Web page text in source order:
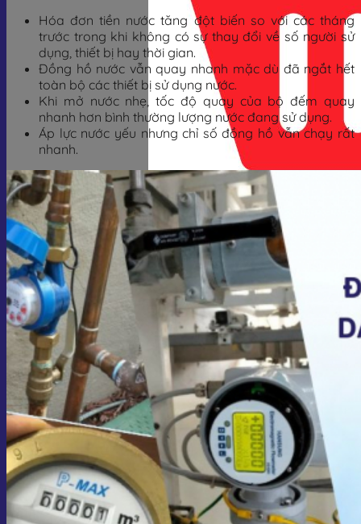
Giỏ hàng
Hóa đơn tiền nước tăng đột biến so với các tháng
trước trong khi không có sự thay đổi về số người sử
dụng, thiết bị hay thời gian.
Đồng hồ nước vẫn quay nhanh mặc dù đã ngắt hết
toàn bộ các thiết bị sử dụng nước.
Khi mở nước nhẹ, tốc độ quay của bộ đếm quay
nhanh hơn bình thường lượng nước đang sử dụng.
Áp lực nước yếu nhưng chỉ số đồng hồ vẫn chạy rất
nhanh.